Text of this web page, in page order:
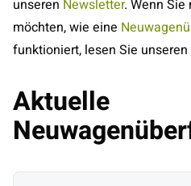
unseren Newsletter. Wenn
möchten, wie eine
funktioniert, lesen Sie
Aktuelle